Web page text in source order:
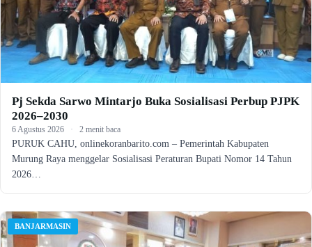
Pj Sekda Sarwo Mintarjo Buka Sosialisasi Perbup PJPK
2026–2030
6 Agustus 2026 · 2 menit baca
PURUK CAHU, onlinekoranbarito.com – Pemerintah Kabupaten
Murung Raya menggelar Sosialisasi Peraturan Bupati Nomor 14 Tahun
2026…
BANJARMASIN